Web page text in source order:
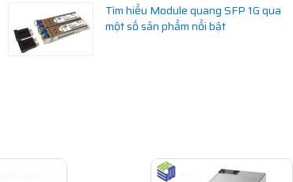
Tìm hiểu Module quang SFP 1G qua
một số sản phẩm nổi bật